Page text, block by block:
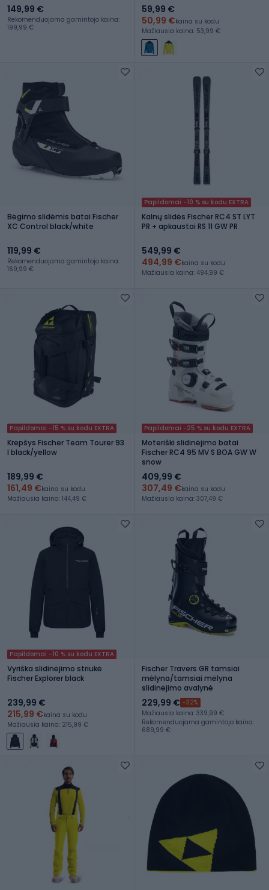
149,99 €
Rekomenduojama gamintojo kaina:
199,99 €
59,99 €
50,99 €kaina su kodu
Mažiausia kaina: 53,99 €
Bėgimo slidėmis batai Fischer
XC Control black/white
119,99 €
Rekomenduojama gamintojo kaina:
169,99 €
Papildomai -10 % su kodu EXTRA
Kalnų slidės Fischer RC4 ST LYT
PR + apkaustai RS 11 GW PR
549,99 €
494,99 €kaina su kodu
Mažiausia kaina: 494,99 €
Papildomai -15 % su kodu EXTRA
Krepšys Fischer Team Tourer 93
l black/yellow
189,99 €
161,49 €kaina su kodu
Mažiausia kaina: 144,49 €
Papildomai -25 % su kodu EXTRA
Moteriški slidinėjimo batai
Fischer RC4 95 MV S BOA GW W
snow
409,99 €
307,49 €kaina su kodu
Mažiausia kaina: 307,49 €
Papildomai -10 % su kodu EXTRA
Vyriška slidinėjimo striukė
Fischer Explorer black
239,99 €
215,99 €kaina su kodu
Mažiausia kaina: 215,99 €
Fischer Travers GR tamsiai
mėlyna/tamsiai mėlyna
slidinėjimo avalynė
229,99 € -32%
Mažiausia kaina: 339,99 €
Rekomenduojama gamintojo kaina:
689,99 €